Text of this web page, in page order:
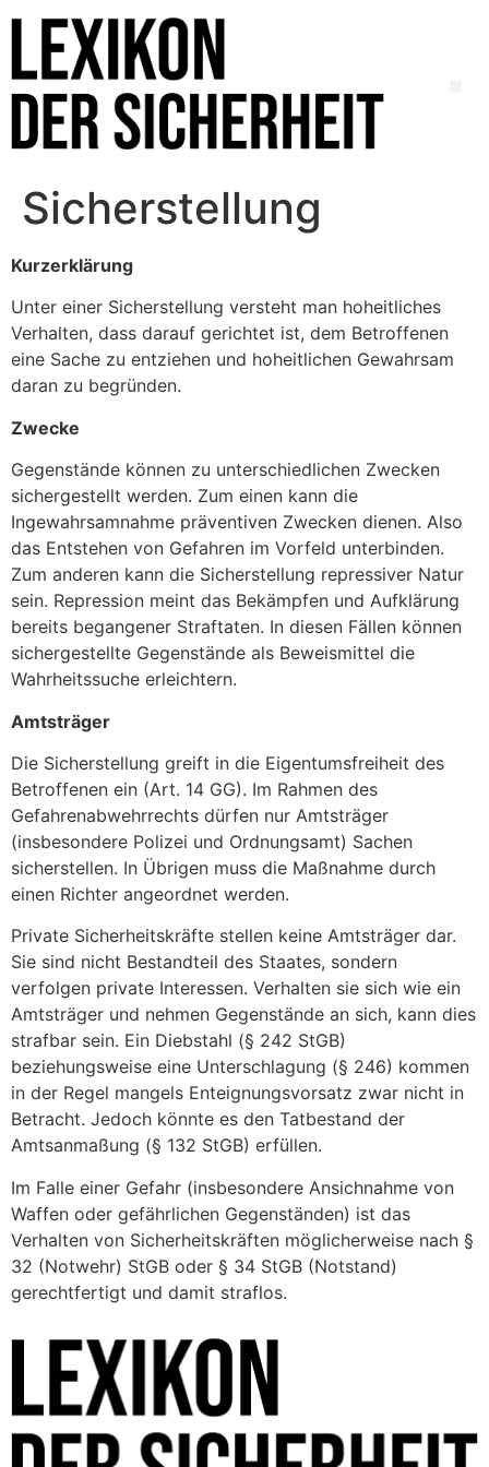
Sicherstellung
Kurzerklärung
Unter einer Sicherstellung versteht man hoheitliches
Verhalten, dass darauf gerichtet ist, dem Betroffenen
eine Sache zu entziehen und hoheitlichen Gewahrsam
daran zu begründen.
Zwecke
Gegenstände können zu unterschiedlichen Zwecken
sichergestellt werden. Zum einen kann die
Ingewahrsamnahme präventiven Zwecken dienen. Also
das Entstehen von Gefahren im Vorfeld unterbinden.
Zum anderen kann die Sicherstellung repressiver Natur
sein. Repression meint das Bekämpfen und Aufklärung
bereits begangener Straftaten. In diesen Fällen können
sichergestellte Gegenstände als Beweismittel die
Wahrheitssuche erleichtern.
Amtsträger
Die Sicherstellung greift in die Eigentumsfreiheit des
Betroffenen ein (Art. 14 GG). Im Rahmen des
Gefahrenabwehrrechts dürfen nur Amtsträger
(insbesondere Polizei und Ordnungsamt) Sachen
sicherstellen. In Übrigen muss die Maßnahme durch
einen Richter angeordnet werden.
Private Sicherheitskräfte stellen keine Amtsträger dar.
Sie sind nicht Bestandteil des Staates, sondern
verfolgen private Interessen. Verhalten sie sich wie ein
Amtsträger und nehmen Gegenstände an sich, kann dies
strafbar sein. Ein Diebstahl (§ 242 StGB)
beziehungsweise eine Unterschlagung (§ 246) kommen
in der Regel mangels Enteignungsvorsatz zwar nicht in
Betracht. Jedoch könnte es den Tatbestand der
Amtsanmaßung (§ 132 StGB) erfüllen.
Im Falle einer Gefahr (insbesondere Ansichnahme von
Waffen oder gefährlichen Gegenständen) ist das
Verhalten von Sicherheitskräften möglicherweise nach §
32 (Notwehr) StGB oder § 34 StGB (Notstand)
gerechtfertigt und damit straflos.